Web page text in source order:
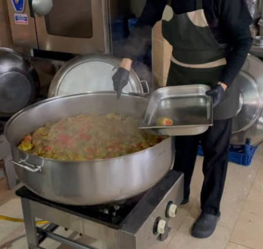
Facebook
Instagram
Youtube